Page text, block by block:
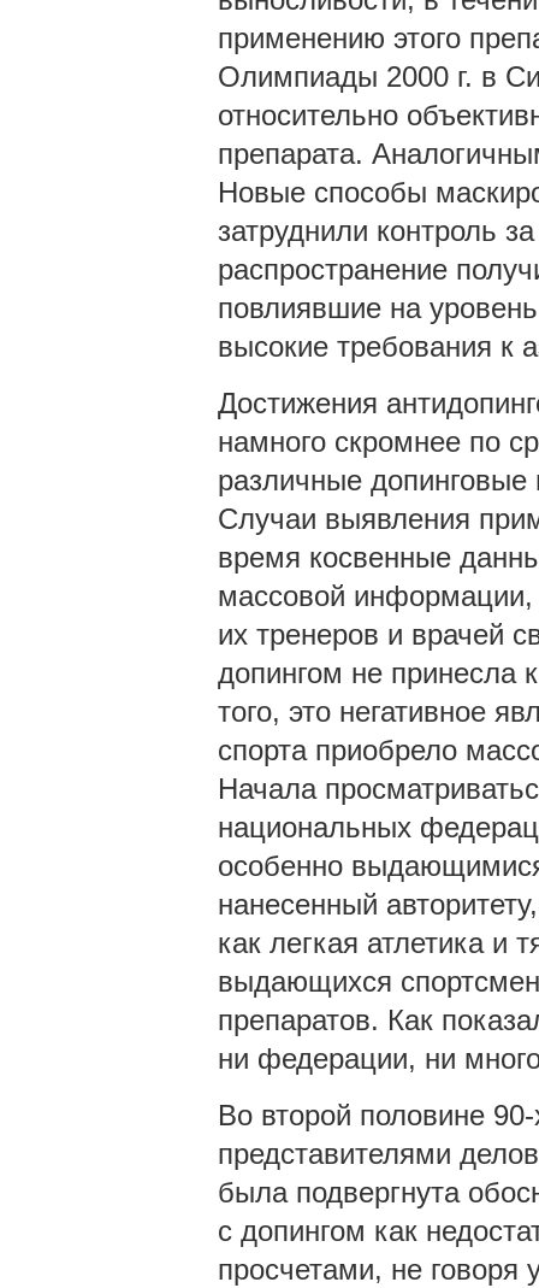
применению этого
Олимпиады 2000 г. в
относительно
препарата.
Новые способы
затруднили контроль
распространение
повлиявшие на
высокие требования к
Достижения
намного скромнее по
различные
Случаи выявления
время косвенные
массовой информации,
их тренеров и врачей
допингом не принесла
того, это негативное
спорта приобрело
Начала
национальных
особенно
нанесенный
как легкая атлетика и
выдающихся
препаратов. Как
ни федерации, ни
Во второй половине
представителями
была подвергнута
с допингом как
просчетами, не говоря